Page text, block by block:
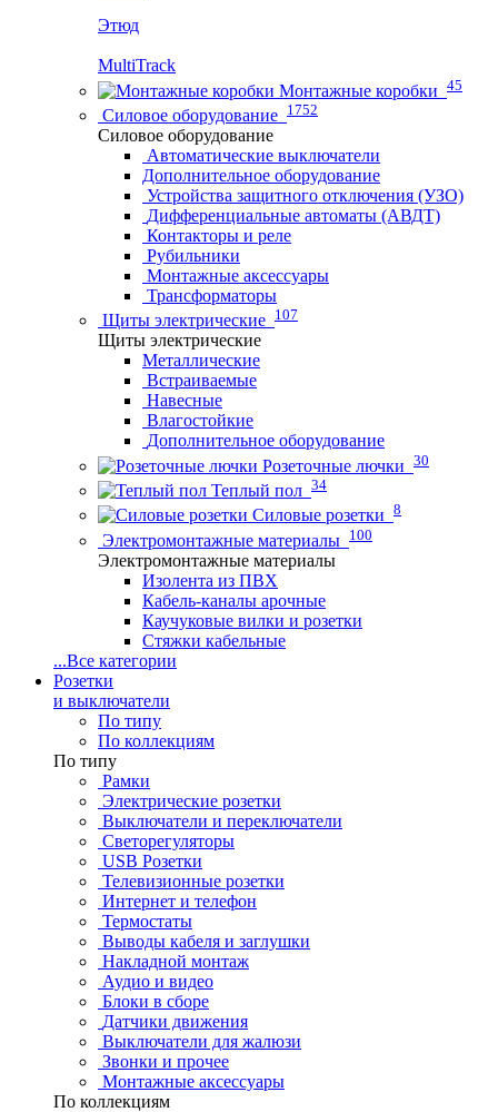
Этюд
MultiTrack
Монтажные коробки 45
Силовое оборудование 1752
Силовое оборудование
Автоматические выключатели
Дополнительное оборудование
Устройства защитного отключения (УЗО)
Дифференциальные автоматы (АВДТ)
Контакторы и реле
Рубильники
Монтажные аксессуары
Трансформаторы
Щиты электрические 107
Щиты электрические
Металлические
Встраиваемые
Навесные
Влагостойкие
Дополнительное оборудование
Розеточные лючки 30
Теплый пол 34
Силовые розетки 8
Электромонтажные материалы 100
Электромонтажные материалы
Изолента из ПВХ
Кабель-каналы арочные
Каучуковые вилки и розетки
Стяжки кабельные
...Все категории
Розетки
и выключатели
По типу
По коллекциям
По типу
Рамки
Электрические розетки
Выключатели и переключатели
Светорегуляторы
USB Розетки
Телевизионные розетки
Интернет и телефон
Термостаты
Выводы кабеля и заглушки
Накладной монтаж
Аудио и видео
Блоки в сборе
Датчики движения
Выключатели для жалюзи
Звонки и прочее
Монтажные аксессуары
По коллекциям